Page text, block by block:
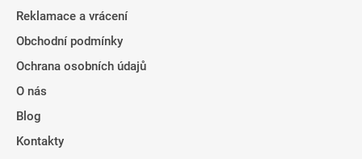
Reklamace a vrácení
Obchodní podmínky
Ochrana osobních údajů
O nás
Blog
Kontakty